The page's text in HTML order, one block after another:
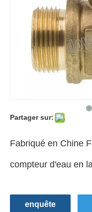
Partager sur:
Fabriqué en Chine
compteur d'eau en
enquête